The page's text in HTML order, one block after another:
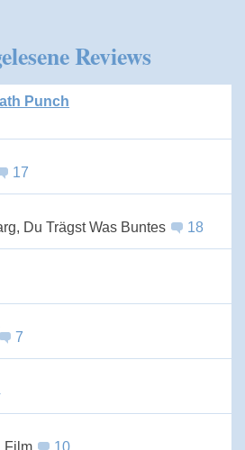
Reviews
Punch
17
Du Trägst Was Buntes
18
7
Film
10